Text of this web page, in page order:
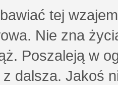
tej
Nie zna
Poszaleją w
dalsza. Jakoś